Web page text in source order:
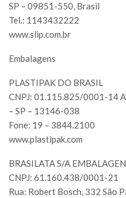
SP – 09851-550, Brasil
Tel.: 1143432222
www.slip.com.br
Embalagens
PLASTIPAK DO BRASIL
CNPJ: 01.115.825/0001-14
– SP – 13146-038
Fone: 19 – 3844.2100
www.plastipak.com
BRASILATA S/A
CNPJ: 61.160.438/0001-21
Rua: Robert Bosch, 332 São